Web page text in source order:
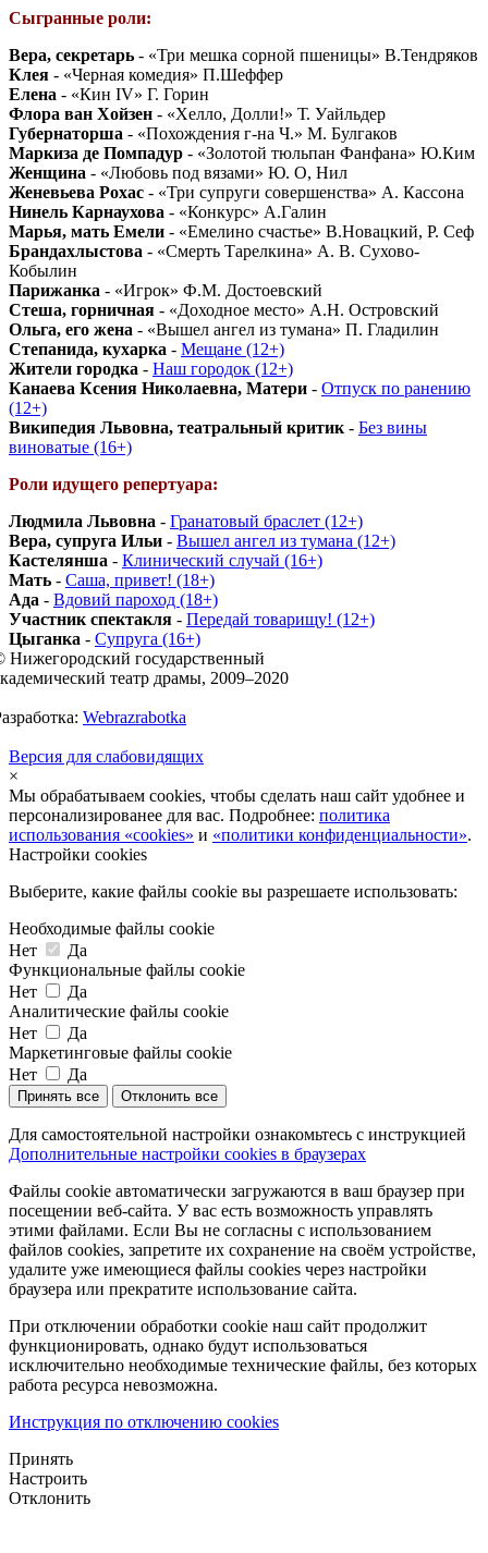
Сыгранные роли:
Вера, секретарь - «Три мешка сорной пшеницы» В.Тендряков
Клея - «Черная комедия» П.Шеффер
Елена - «Кин IV» Г. Горин
Флора ван Хойзен - «Хелло, Долли!» Т. Уайльдер
Губернаторша - «Похождения г-на Ч.» М. Булгаков
Маркиза де Помпадур - «Золотой тюльпан Фанфана» Ю.Ким
Женщина - «Любовь под вязами» Ю. О, Нил
Женевьева Рохас - «Три супруги совершенства» А. Кассона
Нинель Карнаухова - «Конкурс» А.Галин
Марья, мать Емели - «Емелино счастье» В.Новацкий, Р. Сеф
Брандахлыстова - «Смерть Тарелкина» А. В. Сухово-
Кобылин
Парижанка - «Игрок» Ф.М. Достоевский
Стеша, горничная - «Доходное место» А.Н. Островский
Ольга, его жена - «Вышел ангел из тумана» П. Гладилин
Степанида, кухарка - Мещане (12+)
Жители городка - Наш городок (12+)
Канаева Ксения Николаевна, Матери - Отпуск по ранению
(12+)
Википедия Львовна, театральный критик - Без вины
виноватые (16+)
Роли идущего репертуара:
Людмила Львовна - Гранатовый браслет (12+)
Вера, супруга Ильи - Вышел ангел из тумана (12+)
Кастелянша - Клинический случай (16+)
Мать - Саша, привет! (18+)
Ада - Вдовий пароход (18+)
Участник спектакля - Передай товарищу! (12+)
Цыганка - Супруга (16+)
Нижегородский государственный
театр драмы, 2009–2020
Webrazrabotka
Версия для слабовидящих
×
Мы обрабатываем cookies, чтобы сделать наш сайт удобнее и
персонализированее для вас. Подробнее: политика
использования «cookies» и «политики конфиденциальности».
Настройки cookies
Выберите, какие файлы cookie вы разрешаете использовать:
Необходимые файлы cookie
Нет
Да
Функциональные файлы cookie
Нет
Да
Аналитические файлы cookie
Нет
Да
Маркетинговые файлы cookie
Нет
Да
Принять все Отклонить все
Для самостоятельной настройки ознакомьтесь с инструкцией
Дополнительные настройки cookies в браузерах
Файлы cookie автоматически загружаются в ваш браузер при
посещении веб-сайта. У вас есть возможность управлять
этими файлами. Если Вы не согласны с использованием
файлов cookies, запретите их сохранение на своём устройстве,
удалите уже имеющиеся файлы cookies через настройки
браузера или прекратите использование сайта.
При отключении обработки cookie наш сайт продолжит
функционировать, однако будут использоваться
исключительно необходимые технические файлы, без которых
работа ресурса невозможна.
Инструкция по отключению cookies
Принять
Настроить
Отклонить